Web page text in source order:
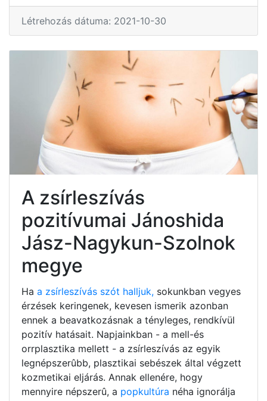
Létrehozás dátuma: 2021-10-30
A zsírleszívás
pozitívumai Jánoshida
Jász-Nagykun-Szolnok
megye
Ha a zsírleszívás szót halljuk, sokunkban vegyes
érzések keringenek, kevesen ismerik azonban
ennek a beavatkozásnak a tényleges, rendkívül
pozitív hatásait. Napjainkban - a mell-és
orrplasztika mellett - a zsírleszívás az egyik
legnépszerûbb, plasztikai sebészek által végzett
kozmetikai eljárás. Annak ellenére, hogy
mennyire népszerû, a popkultúra néha ignorálja